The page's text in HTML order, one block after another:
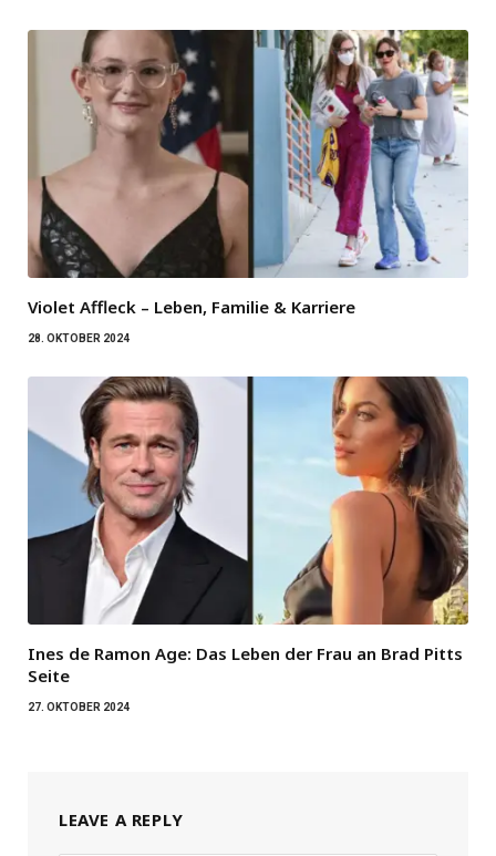
Violet Affleck – Leben, Familie & Karriere
28. OKTOBER 2024
Ines de Ramon Age: Das Leben der Frau an Brad Pitts
Seite
27. OKTOBER 2024
LEAVE A REPLY